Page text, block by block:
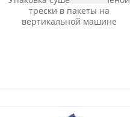
трески в пакеты на
вертикальной машине